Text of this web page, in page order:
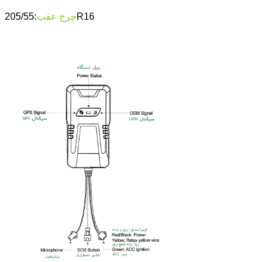
چرخ عقب:205/55R16